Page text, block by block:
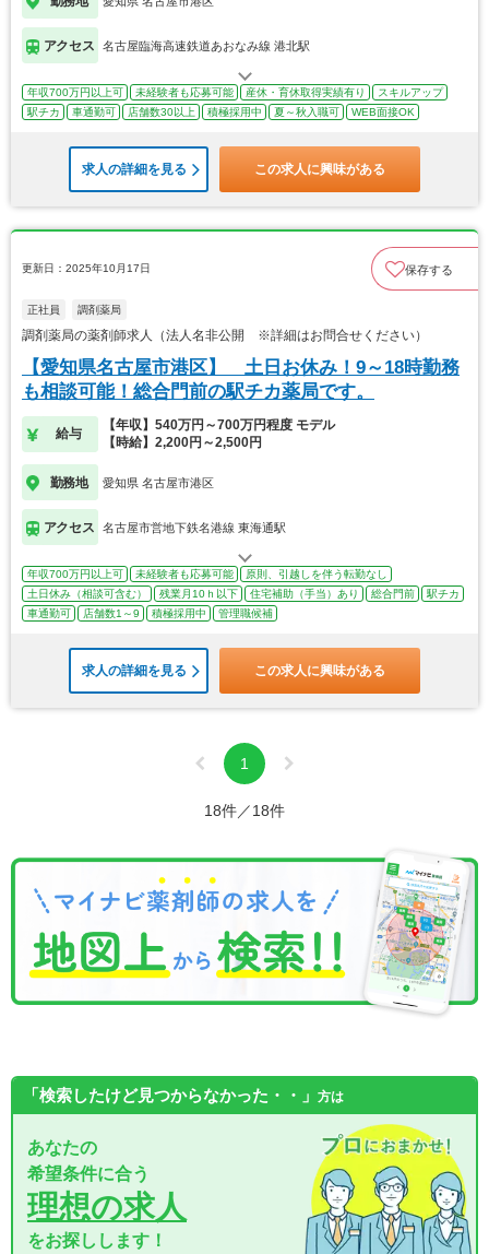
アクセス 名古屋臨海高速鉄道あおなみ線 港北駅
年収700万円以上可 未経験者も応募可能 産休・育休取得実績有り
スキルアップ
駅チカ
車通勤可 店舗数30以上 積極採用中 夏～秋入職可 WEB面接OK
求人の詳細を見る この求人に興味がある
更新日：2025年10月17日 保存する
正社員 調剤薬局
調剤薬局の薬剤師求人（法人名非公開 ※詳細はお問合せください）
【愛知県名古屋市港区】 土日お休み！9～18時勤務
も相談可能！総合門前の駅チカ薬局です。
給与
【年収】540万円～700万円程度 モデル
【時給】2,200円～2,500円
勤務地 愛知県 名古屋市港区
アクセス 名古屋市営地下鉄名港線 東海通駅
年収700万円以上可 未経験者も応募可能
原則、引越しを伴う転勤なし
土日休み（相談可含む）
残業月10ｈ以下 住宅補助（手当）あり 総合門前
駅チカ
車通勤可
店舗数1～9 積極採用中 管理職候補
求人の詳細を見る この求人に興味がある
1
18件／18件
「検索したけど見つからなかった・・」 方は
あなたの
希望条件に合う
理想の求人
をお探しします！